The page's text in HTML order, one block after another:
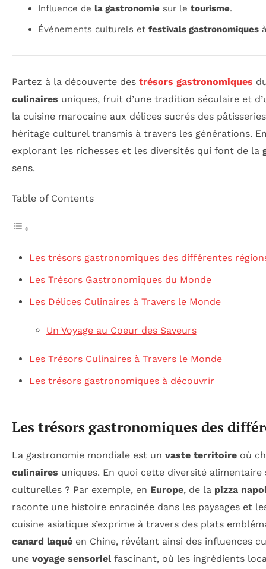
Influence de la gastronomie sur le tourisme.
Événements culturels et festivals gastronomiques
Partez à la découverte des trésors gastronomiques
culinaires uniques, fruit d’une tradition séculaire et
la cuisine marocaine aux délices sucrés des
héritage culturel transmis à travers les générations.
explorant les richesses et les diversités qui font de la
sens.
Table of Contents
Les trésors gastronomiques des différentes
Les Trésors Gastronomiques du Monde
Les Délices Culinaires à Travers le Monde
Un Voyage au Coeur des Saveurs
Les Trésors Culinaires à Travers le Monde
Les trésors gastronomiques à découvrir
Les trésors gastronomiques des
La gastronomie mondiale est un vaste territoire où
culinaires uniques. En quoi cette diversité
culturelles ? Par exemple, en Europe, de la pizza
raconte une histoire enracinée dans les paysages et
cuisine asiatique s’exprime à travers des plats
canard laqué en Chine, révélant ainsi des influences
une voyage sensorielfascinant, où les ingrédients